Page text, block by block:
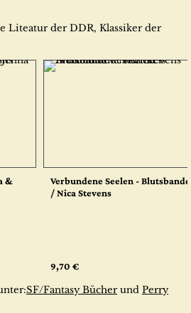
Liteatur der DDR, Klassiker der
&
Verbundene Seelen - Blutsbande
/ Nica Stevens
9,70 €
SF/Fantasy Bücherund Perry